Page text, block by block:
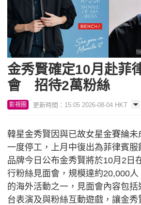
金秀賢確定10月赴菲
會 招待2萬粉絲
影視圈 更新時間：15:05 2026-08-04 HKT
韓星金秀賢因與已故女星金賽綸
一度停工，上月中復出為菲律賓
品牌今日公布金秀賢將於10月2日
行粉絲見面會，規模達約20,000
的海外活動之一，見面會內容包
台表演及與粉絲互動遊戲，讓金